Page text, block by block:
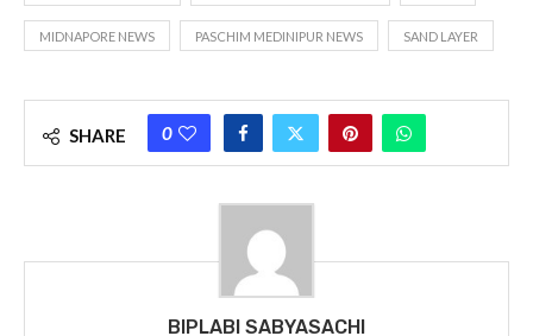
MIDNAPORE NEWS PASCHIM MEDINIPUR NEWS SAND LAYER
SHARE 0
BIPLABI SABYASACHI